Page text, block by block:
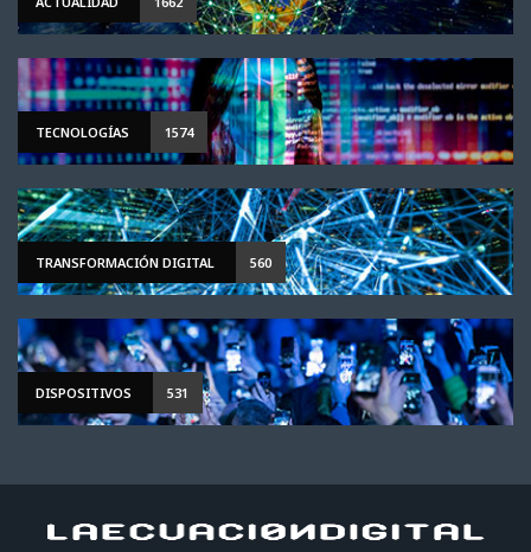
TECNOLOGÍAS 1574
TRANSFORMACIÓN DIGITAL 560
DISPOSITIVOS 531